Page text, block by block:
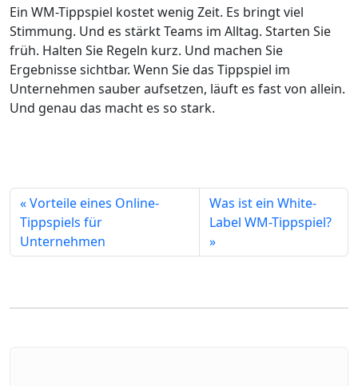
Ein WM-Tippspiel kostet wenig Zeit. Es bringt viel
Stimmung. Und es stärkt Teams im Alltag. Starten Sie
früh. Halten Sie Regeln kurz. Und machen Sie
Ergebnisse sichtbar. Wenn Sie das Tippspiel im
Unternehmen sauber aufsetzen, läuft es fast von allein.
Und genau das macht es so stark.
« Vorteile eines Online-
Tippspiels für
Unternehmen
Was ist ein White-
Label WM-Tippspiel?
»